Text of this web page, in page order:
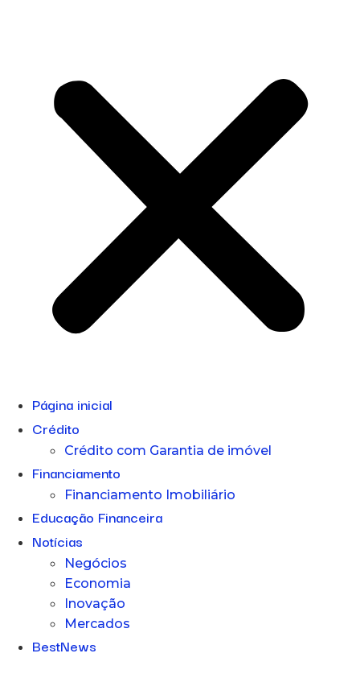
Página inicial
Crédito
Crédito com Garantia de imóvel
Financiamento
Financiamento Imobiliário
Educação Financeira
Notícias
Negócios
Economia
Inovação
Mercados
BestNews